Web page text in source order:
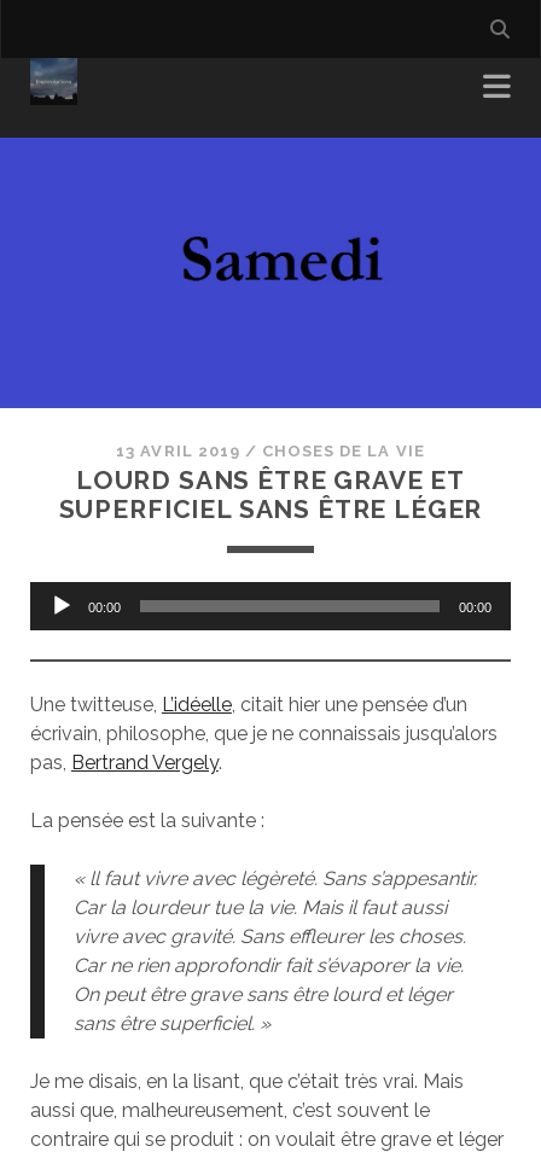
13 AVRIL 2019 / CHOSES DE LA VIE
LOURD SANS ÊTRE GRAVE ET
SUPERFICIEL SANS ÊTRE LÉGER
Lecteur
00:00 00:00
Une twitteuse, L’idéelle, citait hier une pensée d’un
écrivain, philosophe, que je ne connaissais jusqu’alors
pas, Bertrand Vergely.
La pensée est la suivante :
« ll faut vivre avec légèreté. Sans s’appesantir.
Car la lourdeur tue la vie. Mais il faut aussi
vivre avec gravité. Sans effleurer les choses.
Car ne rien approfondir fait s’évaporer la vie.
On peut être grave sans être lourd et léger
sans être superficiel. »
Je me disais, en la lisant, que c’était très vrai. Mais
aussi que, malheureusement, c’est souvent le
contraire qui se produit : on voulait être grave et léger